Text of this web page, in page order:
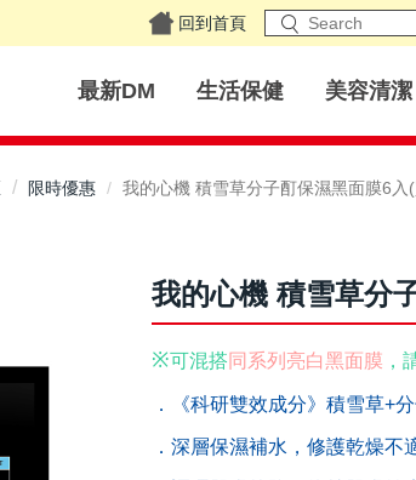
回到首頁
最新DM 生活保健 美容清潔
限時優惠 我的心機 積雪草分子酊保濕黑面膜6入
我的心機 積雪草分
※可混搭 同系列亮白黑面膜 ，
．《科研雙效成分》積雪草+
．深層保濕補水，修護乾燥不